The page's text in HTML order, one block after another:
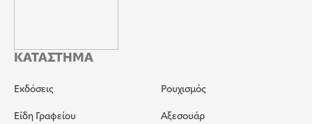
ΚΑΤΑΣΤΗΜΑ
Εκδόσεις
Είδη Γραφείου
Ρουχισμός
Αξεσουάρ